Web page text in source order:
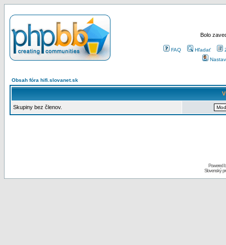
Bolo
FAQ Hľadať
Obsah fóra hifi.slovanet.sk
Skupiny bez členov.
Powered
Slovenský